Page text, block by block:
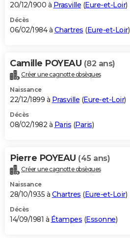
20/12/1900 à Prasville (Eure-et-Loir)
Décès
06/02/1984 à Chartres (Eure-et-Loir)
Camille POYEAU (82 ans)
Créer une cagnotte obsèques
Naissance
22/12/1899 à Prasville (Eure-et-Loir)
Décès
08/02/1982 à Paris (Paris)
Pierre POYEAU (45 ans)
Créer une cagnotte obsèques
Naissance
28/10/1935 à Chartres (Eure-et-Loir)
Décès
14/09/1981 à Étampes (Essonne)